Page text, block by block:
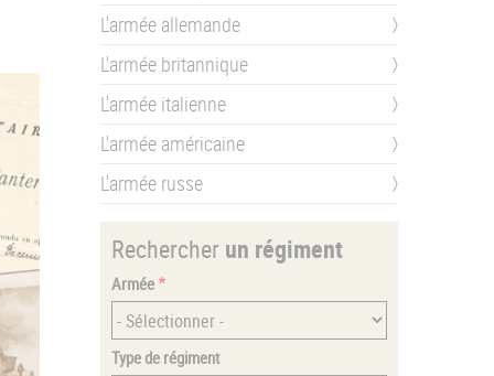
L'armée allemande
L'armée britannique
L'armée italienne
L'armée américaine
L'armée russe
Rechercher un régiment
Armée
Type de régiment